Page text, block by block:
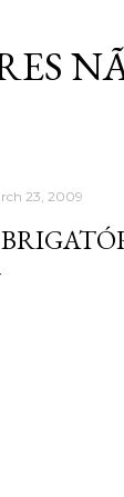
23, 2009